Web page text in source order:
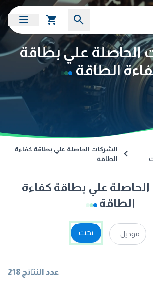
الحاصلة علي بطاقة
الطاقة
الشركات الحاصلة علي بطاقة كفاءة
الطاقة
علي بطاقة كفاءة
الطاقة
بحث
عدد النتائج 218